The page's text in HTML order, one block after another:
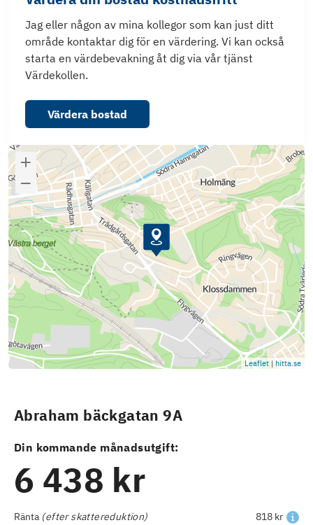
Jag eller någon av mina kollegor som kan just ditt
område kontaktar dig för en värdering. Vi kan också
starta en värdebevakning åt dig via vår tjänst
Värdekollen.
Värdera bostad
Leaflet | hitta.se
Abraham bäckgatan 9A
Din kommande månadsutgift:
6 438 kr
Ränta (efter skattereduktion)
818 kr